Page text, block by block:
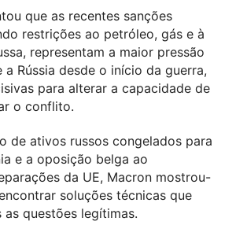
que as recentes sanções
restrições ao petróleo, gás e à
representam a maior pressão
Rússia desde o início da guerra,
para alterar a capacidade de
o conflito.
de ativos russos congelados para
e a oposição belga ao
da UE, Macron mostrou-
soluções técnicas que
questões legítimas.